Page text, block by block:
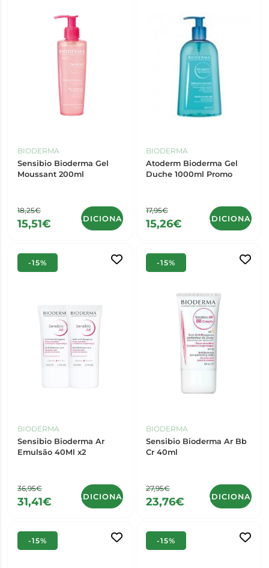
BIODERMA
Sensibio Bioderma Gel
Moussant 200ml
18,25€
15,51€ ADICIONAR
BIODERMA
Atoderm Bioderma Gel
Duche 1000ml Promo
17,95€
15,26€ ADICIONAR
-15%
BIODERMA
Sensibio Bioderma Ar
Emulsão 40Ml x2
36,95€
31,41€ ADICIONAR
-15%
BIODERMA
Sensibio Bioderma Ar Bb
Cr 40ml
27,95€
23,76€ ADICIONAR
-15% -15%